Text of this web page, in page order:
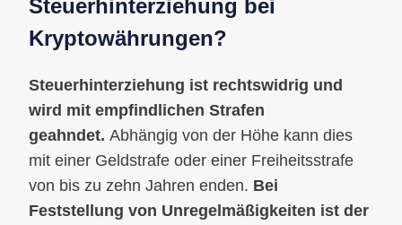
Steuerhinterziehung bei
Kryptowährungen?
Steuerhinterziehung ist rechtswidrig und
wird mit empfindlichen Strafen
geahndet. Abhängig von der Höhe kann dies
mit einer Geldstrafe oder einer Freiheitsstrafe
von bis zu zehn Jahren enden. Bei
Feststellung von Unregelmäßigkeiten ist der